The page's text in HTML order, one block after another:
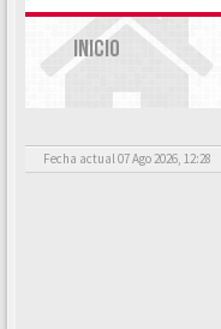
INICIO
Fecha actual 07 Ago 2026, 12:28